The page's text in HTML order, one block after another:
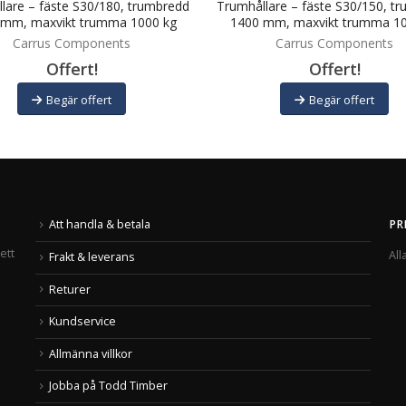
– fäste S30/180, trumbredd
maxvikt trumma 1000 kg
Carrus Components
Offert!
Begär offert
Trumhållare – fäste S30/150,
1400 mm, maxvikt trumma
Carrus Components
Offert!
Begär offert
Att handla & betala
Frakt & leverans
Returer
Kundservice
Allmänna villkor
Jobba på Todd Timber